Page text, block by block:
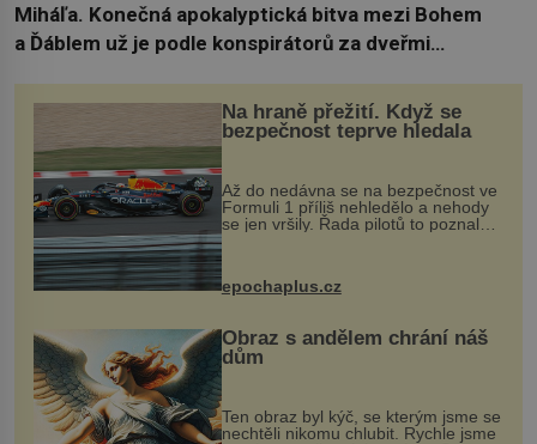
Miháľa. Konečná apokalyptická bitva mezi Bohem
a Ďáblem už je podle konspirátorů za dveřmi…
Na hraně přežití. Když se
bezpečnost teprve hledala
Až do nedávna se na bezpečnost ve
Formuli 1 příliš nehledělo a nehody
se jen vršily. Řada pilotů to poznala
na vlastní kůži, často s trvalými
následky nebo bohužel i ztrátou
života. Dnes nepochopiteln...
epochaplus.cz
Obraz s andělem chrání náš
dům
Ten obraz byl kýč, se kterým jsme se
nechtěli nikomu chlubit. Rychle jsme